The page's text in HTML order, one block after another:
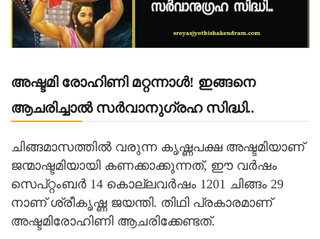
അഷ്ടമി രോഹിണി മറ്റന്നാൾ! ഇങ്ങനെ
ആചരിച്ചാൽ സർവാനുഗ്രഹ സിദ്ധി..
ചിങ്ങമാസത്തിൽ വരുന്ന കൃഷ്ണപക്ഷ അഷ്ടമിയാണ്
ജന്മാഷ്ടമിയായി കണക്കാക്കുന്നത്, ഈ വർഷം
സെപ്റ്റംബർ 14 കൊല്ലവർഷം 1201 ചിങ്ങം 29
നാണ് ശ്രീകൃഷ്ണ ജയന്തി. തിഥി പ്രകാരമാണ്
അഷ്ടമിരോഹിണി ആചരിക്കേണ്ടത്.